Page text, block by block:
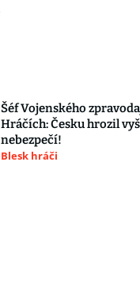
Šéf Vojenského
Hráčích: Česku hrozil
nebezpečí!
Blesk hráči